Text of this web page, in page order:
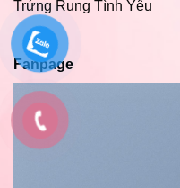
Trứng Rung Tình Yêu
Fanpage